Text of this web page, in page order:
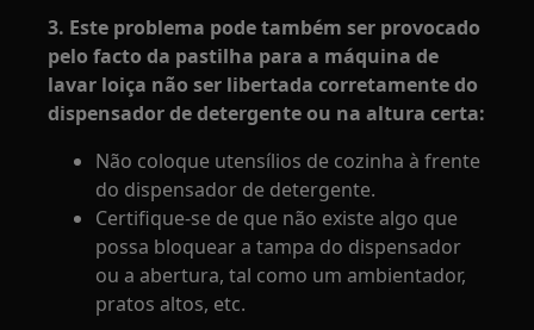
3. Este problema pode também ser provocado
pelo facto da pastilha para a máquina de
lavar loiça não ser libertada corretamente do
dispensador de detergente ou na altura certa:
Não coloque utensílios de cozinha à frente
do dispensador de detergente.
Certifique-se de que não existe algo que
possa bloquear a tampa do dispensador
ou a abertura, tal como um ambientador,
pratos altos, etc.